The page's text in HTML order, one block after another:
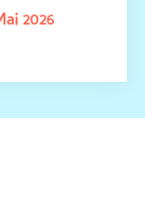
2026